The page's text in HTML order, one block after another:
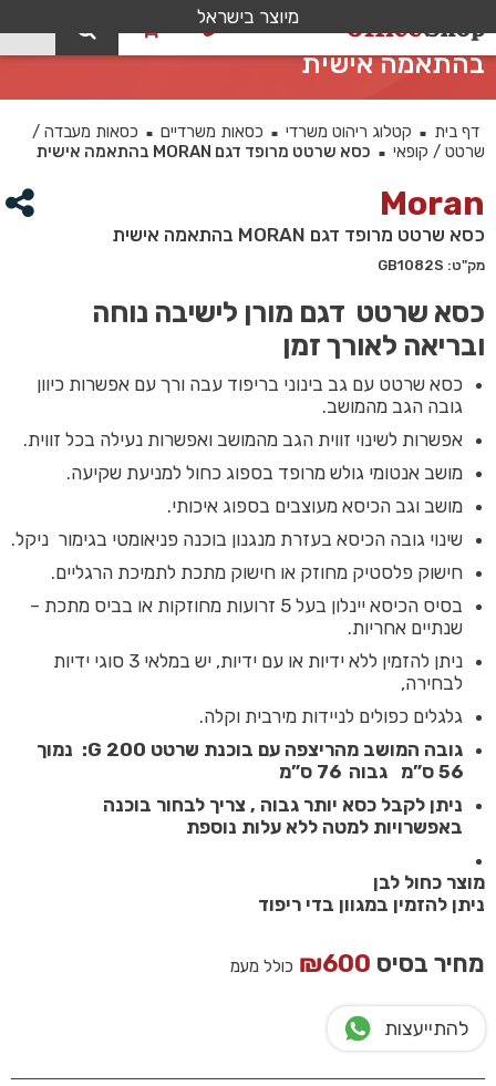
מיוצר בישראל
כסא שרטט מרופד דגם MORAN
בהתאמה אישית
דף בית ■ קטלוג ריהוט משרדי ■ כסאות משרדיים ■
כסאות מעבדה /
שרטט / קופאי ■ כסא שרטט מרופד דגם MORAN בהתאמה אישית
Moran
כסא שרטט מרופד דגם MORAN בהתאמה אישית
מק"ט: GB1082S
כסא שרטט דגם מורן לישיבה נוחה
ובריאה לאורך זמן
כסא שרטט עם גב בינוני בריפוד עבה ורך עם אפשרות כיוון
גובה הגב מהמושב.
אפשרות לשינוי זווית הגב מהמושב ואפשרות נעילה בכל זווית.
מושב אנטומי גולש מרופד בספוג כחול למניעת שקיעה.
מושב וגב הכיסא מעוצבים בספוג איכותי.
שינוי גובה הכיסא בעזרת מנגנון בוכנה פניאומטי בגימור ניקל.
חישוק פלסטיק מחוזק או חישוק מתכת לתמיכת הרגליים.
בסיס הכיסא יינלון בעל 5 זרועות מחוזקות או בביס מתכת –
שנתיים אחריות.
ניתן להזמין ללא ידיות או עם ידיות, יש במלאי 3 סוגי ידיות
לבחירה,
גלגלים כפולים לניידות מירבית וקלה.
גובה המושב מהריצפה עם בוכנת שרטט G 200: נמוך
56 ס”מ גבוה 76 ס”מ
ניתן לקבל כסא יותר גבוה , צריך לבחור בוכנה
באפשרויות למטה ללא עלות נוספת
מוצר כחול לבן
ניתן להזמין במגוון בדי ריפוד
מחיר בסיס ₪600 כולל מעמ
להתייעצות